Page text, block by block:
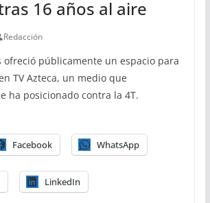
16 años al aire
Redacción
ofreció públicamente un espacio para
TV Azteca, un medio que
ha posicionado contra la 4T.
Facebook WhatsApp
LinkedIn